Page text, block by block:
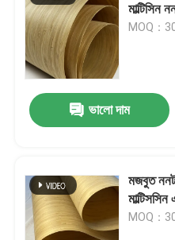
মাল্টিসিন
MOQ：30
ভালো দাম
মজবুত
MOQ：30